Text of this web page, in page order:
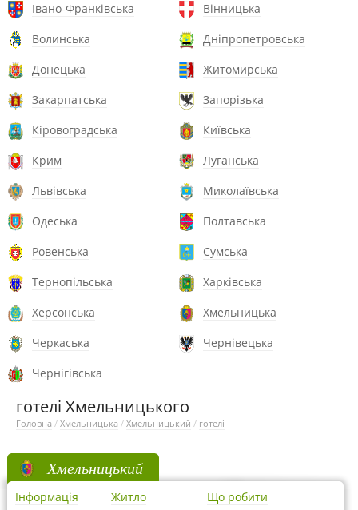
Івано-Франківська
Вінницька
Волинська
Дніпропетровська
Донецька
Житомирська
Закарпатська
Запорізька
Кіровоградська
Київська
Крим
Луганська
Львівська
Миколаївська
Одеська
Полтавська
Ровенська
Сумська
Тернопільська
Харківська
Херсонська
Хмельницька
Черкаська
Чернівецька
Чернігівська
готелі Хмельницького
Головна / Хмельницька / Хмельницький / готелі
Хмельницький
Інформація Житло Що робити